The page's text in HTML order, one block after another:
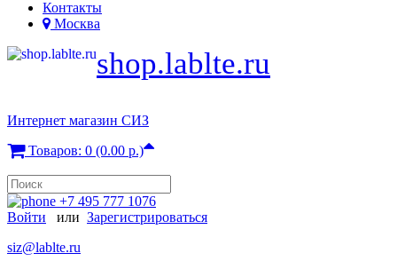
Контакты
Москва
shop.lablte.ru
Интернет магазин СИЗ
Товаров: 0 (0.00 р.)
+7 495 777 1076
Войти или Зарегистрироваться
siz@lablte.ru